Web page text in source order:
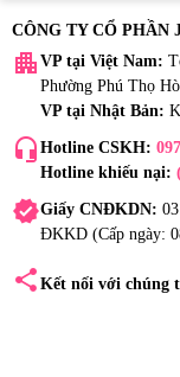
CÔNG TY CỔ PHẦN
apartment VP tại Việt Nam:
Phường Phú Thọ
VP tại Nhật Bản:
headset_mic Hotline CSKH:
Hotline khiếu nại:
verifiedGiấy CNĐKDN:
ĐKKD (Cấp ngày:
share Kết nối với chúng